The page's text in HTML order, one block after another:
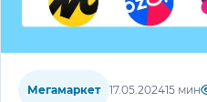
Мегамаркет 17.05.202415 мин